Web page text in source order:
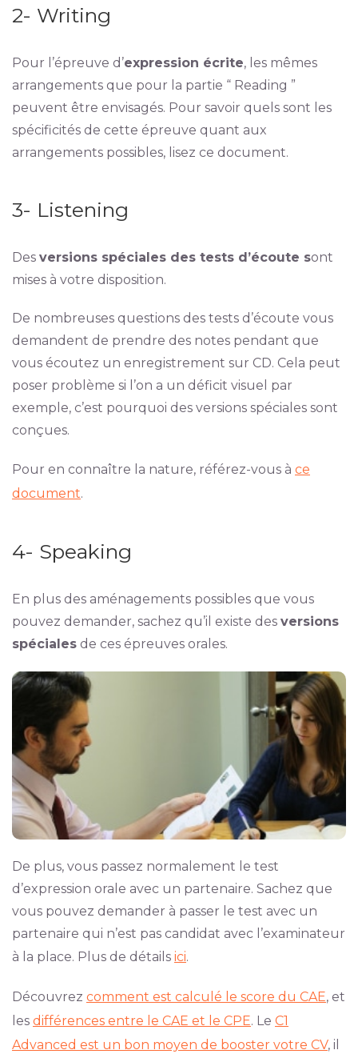
2- Writing
Pour l’épreuve d’expression écrite, les mêmes
arrangements que pour la partie “ Reading ”
peuvent être envisagés. Pour savoir quels sont les
spécificités de cette épreuve quant aux
arrangements possibles, lisez ce document.
3- Listening
Des versions spéciales des tests d’écoute sont
mises à votre disposition.
De nombreuses questions des tests d’écoute vous
demandent de prendre des notes pendant que
vous écoutez un enregistrement sur CD. Cela peut
poser problème si l’on a un déficit visuel par
exemple, c’est pourquoi des versions spéciales sont
conçues.
Pour en connaître la nature, référez-vous à ce
document.
4- Speaking
En plus des aménagements possibles que vous
pouvez demander, sachez qu’il existe des versions
spéciales de ces épreuves orales.
De plus, vous passez normalement le test
d’expression orale avec un partenaire. Sachez que
vous pouvez demander à passer le test avec un
partenaire qui n’est pas candidat avec l’examinateur
à la place. Plus de détails ici.
Découvrez comment est calculé le score du CAE, et
les différences entre le CAE et le CPE. Le C1
Advanced est un bon moyen de booster votre CV, il